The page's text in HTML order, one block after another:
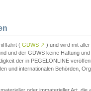
( GDWS ↗ ) und wird mit
und der GDWS keine Haftung
der in PEGELONLINE
und internationalen Behörden,